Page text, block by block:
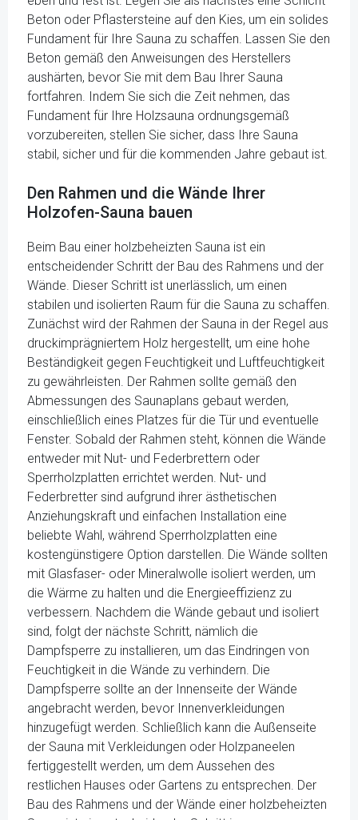
Beton oder Pflastersteine auf den Kies, um ein solides
Fundament für Ihre Sauna zu schaffen. Lassen Sie den
Beton gemäß den Anweisungen des Herstellers
aushärten, bevor Sie mit dem Bau Ihrer Sauna
fortfahren. Indem Sie sich die Zeit nehmen, das
Fundament für Ihre Holzsauna ordnungsgemäß
vorzubereiten, stellen Sie sicher, dass Ihre Sauna
stabil, sicher und für die kommenden Jahre gebaut ist.
Den Rahmen und die Wände Ihrer
Holzofen-Sauna bauen
Beim Bau einer holzbeheizten Sauna ist ein
entscheidender Schritt der Bau des Rahmens und der
Wände. Dieser Schritt ist unerlässlich, um einen
stabilen und isolierten Raum für die Sauna zu schaffen.
Zunächst wird der Rahmen der Sauna in der Regel aus
druckimprägniertem Holz hergestellt, um eine hohe
Beständigkeit gegen Feuchtigkeit und Luftfeuchtigkeit
zu gewährleisten. Der Rahmen sollte gemäß den
Abmessungen des Saunaplans gebaut werden,
einschließlich eines Platzes für die Tür und eventuelle
Fenster. Sobald der Rahmen steht, können die Wände
entweder mit Nut- und Federbrettern oder
Sperrholzplatten errichtet werden. Nut- und
Federbretter sind aufgrund ihrer ästhetischen
Anziehungskraft und einfachen Installation eine
beliebte Wahl, während Sperrholzplatten eine
kostengünstigere Option darstellen. Die Wände sollten
mit Glasfaser- oder Mineralwolle isoliert werden, um
die Wärme zu halten und die Energieeffizienz zu
verbessern. Nachdem die Wände gebaut und isoliert
sind, folgt der nächste Schritt, nämlich die
Dampfsperre zu installieren, um das Eindringen von
Feuchtigkeit in die Wände zu verhindern. Die
Dampfsperre sollte an der Innenseite der Wände
angebracht werden, bevor Innenverkleidungen
hinzugefügt werden. Schließlich kann die Außenseite
der Sauna mit Verkleidungen oder Holzpaneelen
fertiggestellt werden, um dem Aussehen des
restlichen Hauses oder Gartens zu entsprechen. Der
Bau des Rahmens und der Wände einer holzbeheizten